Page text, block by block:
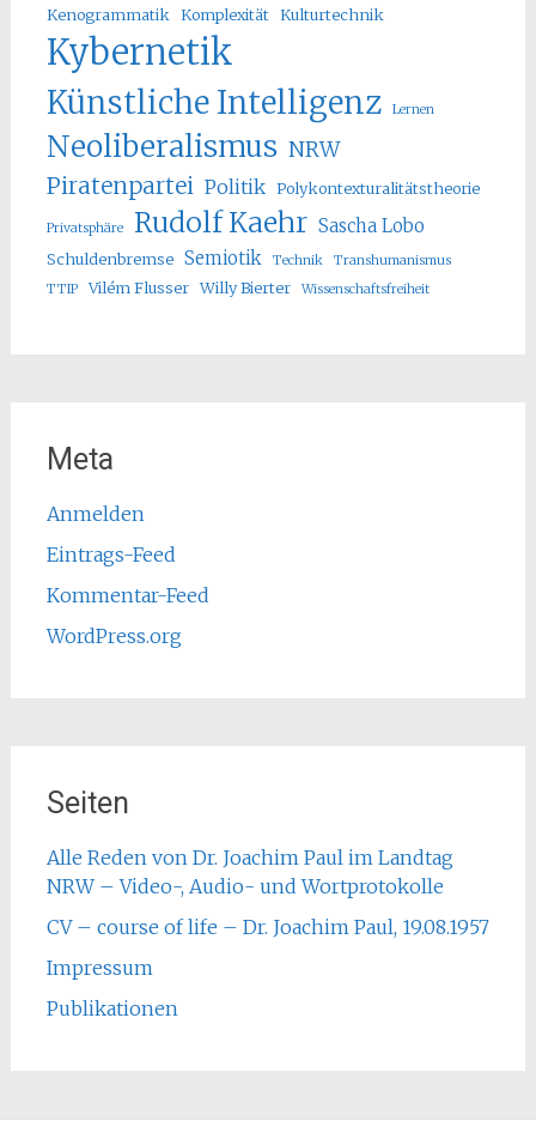
Kenogrammatik Komplexität Kulturtechnik
Kybernetik
Künstliche Intelligenz Lernen
Neoliberalismus NRW
Piratenpartei Politik Polykontexturalitätstheorie
Privatsphäre Rudolf Kaehr Sascha Lobo
Schuldenbremse Semiotik Technik
Transhumanismus
TTIP
Vilém Flusser Willy Bierter Wissenschaftsfreiheit
Meta
Anmelden
Eintrags-Feed
Kommentar-Feed
WordPress.org
Seiten
Alle Reden von Dr. Joachim Paul im Landtag
NRW – Video-, Audio- und Wortprotokolle
CV – course of life – Dr. Joachim Paul, 19.08.1957
Impressum
Publikationen